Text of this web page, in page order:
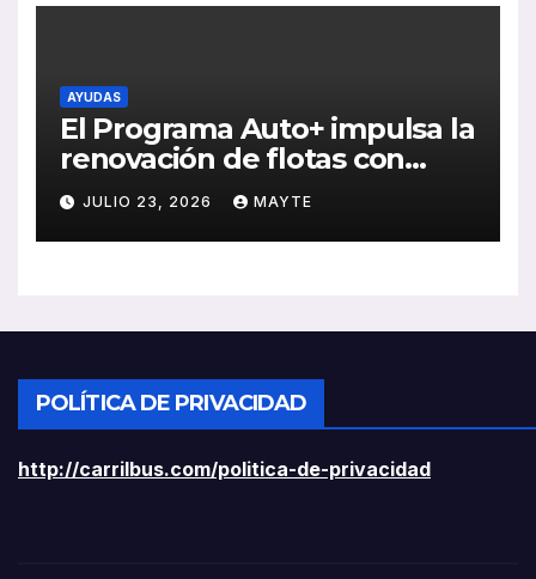
AYUDAS
El Programa Auto+ impulsa la
renovación de flotas con
ayudas a vehículos eléctricos
ligeros
JULIO 23, 2026 MAYTE
POLÍTICA DE PRIVACIDAD
http://carrilbus.com/politica-de-privacidad